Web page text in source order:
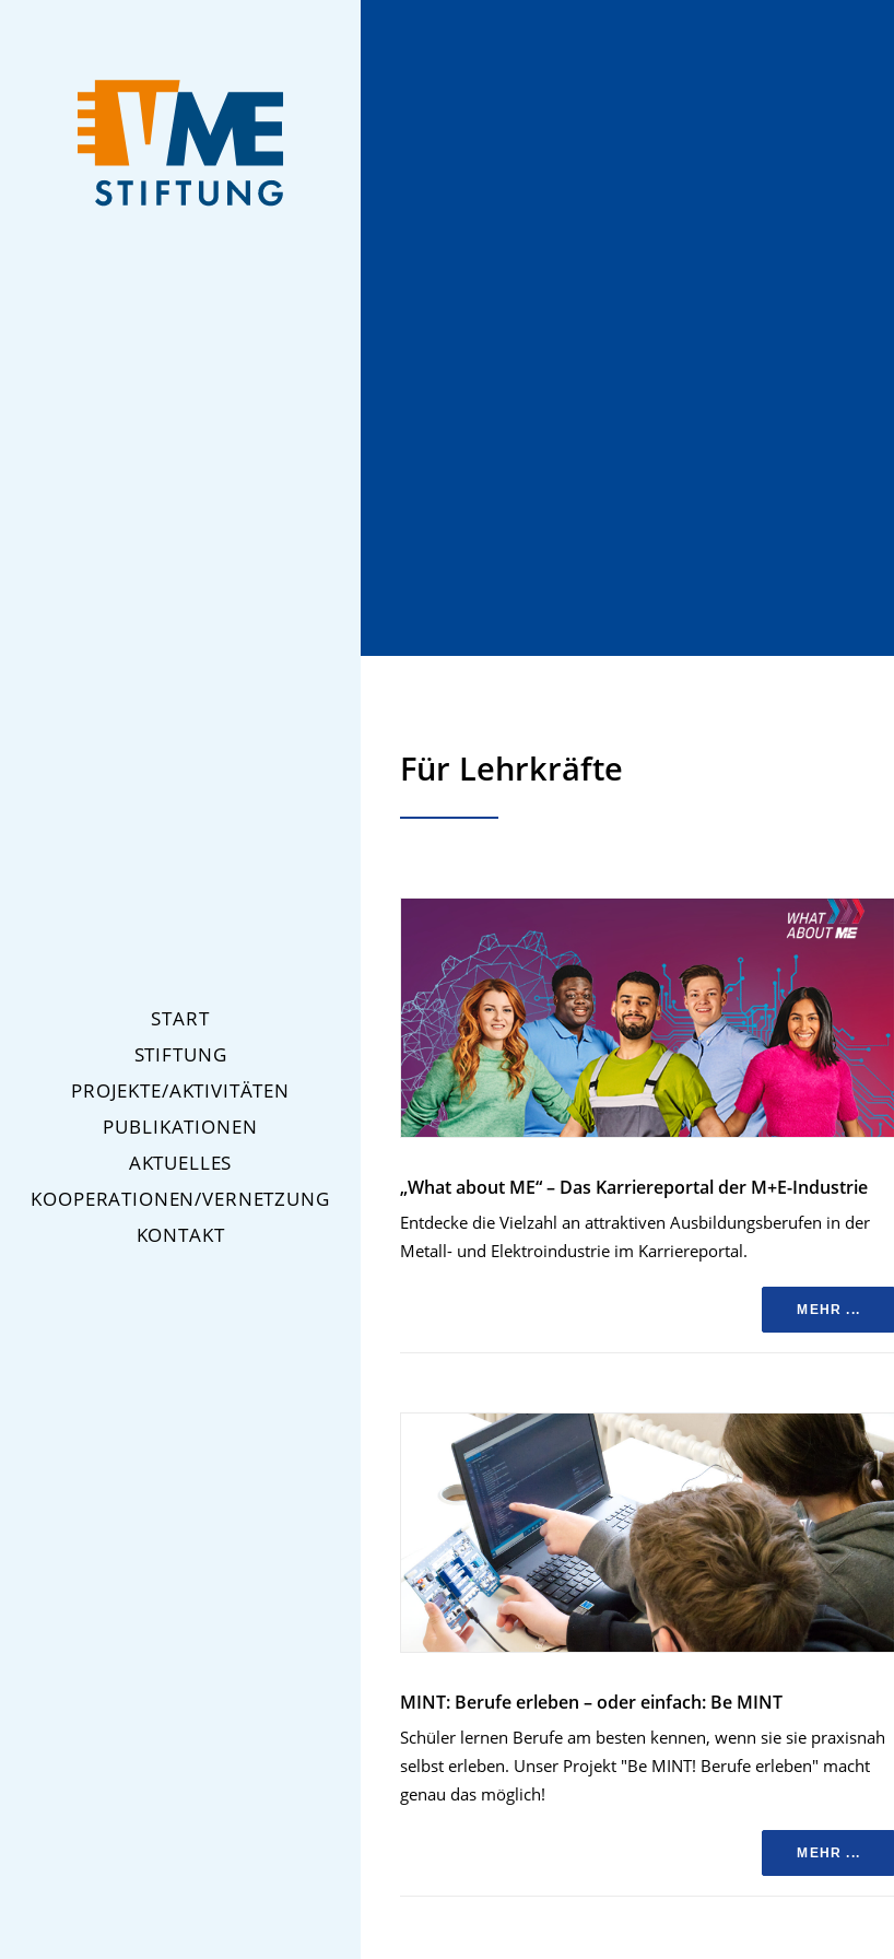
START
STIFTUNG
PROJEKTE/AKTIVITÄTEN
PUBLIKATIONEN
AKTUELLES
KOOPERATIONEN/VERNETZUNG
KONTAKT
Für Lehrkräfte
„What about ME“ – Das Karriereportal der M+E-Industrie
Entdecke die Vielzahl an attraktiven Ausbildungsberufen in der
Metall- und Elektroindustrie im Karriereportal.
MEHR ...
MINT: Berufe erleben – oder einfach: Be MINT
Schüler lernen Berufe am besten kennen, wenn sie sie praxisnah
selbst erleben. Unser Projekt "Be MINT! Berufe erleben" macht
genau das möglich!
MEHR ...